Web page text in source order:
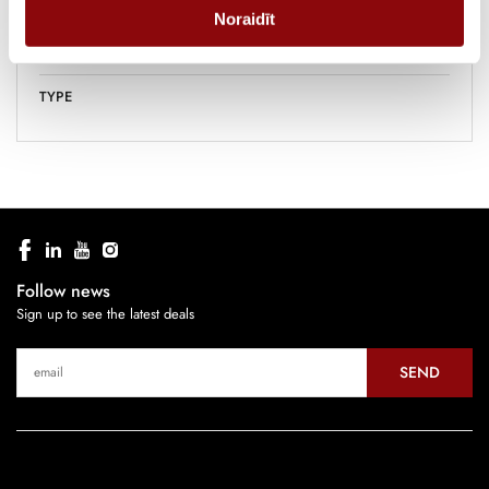
Noraidīt
POLE 1P
TYPE
Follow news
Sign up to see the latest deals
SEND